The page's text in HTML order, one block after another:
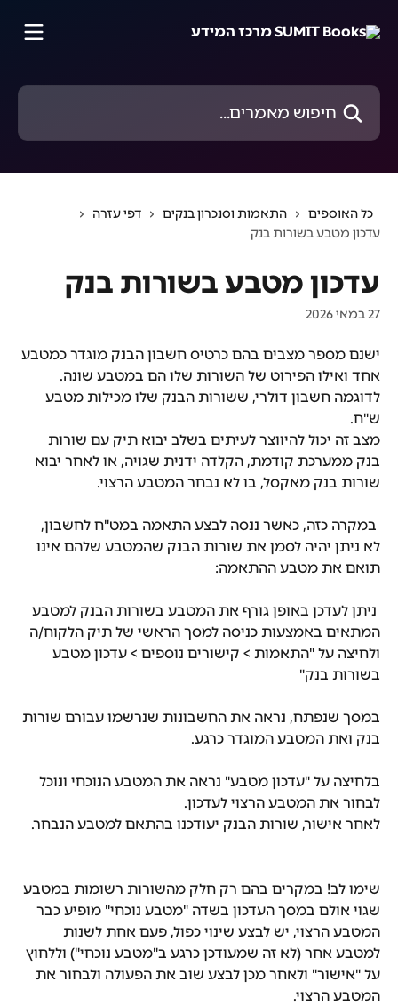
חיפוש מאמרים...
כל האוספים התאמות וסנכרון בנקים
דפי עזרה
עדכון מטבע בשורות בנק
עדכון מטבע בשורות בנק
27 במאי 2026
ישנם מספר מצבים בהם כרטיס חשבון הבנק מוגדר כמטבע
אחד ואילו הפירוט של השורות שלו הם במטבע שונה.
לדוגמה חשבון דולרי, ששורות הבנק שלו מכילות מטבע
ש"ח.
מצב זה יכול להיווצר לעיתים בשלב יבוא תיק עם שורות
בנק ממערכת קודמת, הקלדה ידנית שגויה, או לאחר יבוא
שורות בנק מאקסל, בו לא נבחר המטבע הרצוי.
במקרה כזה, כאשר ננסה לבצע התאמה במט"ח לחשבון,
לא ניתן יהיה לסמן את שורות הבנק שהמטבע שלהם אינו
תואם את מטבע ההתאמה:
ניתן לעדכן באופן גורף את המטבע בשורות הבנק למטבע
המתאים באמצעות כניסה למסך הראשי של תיק הלקוח/ה
ולחיצה על "התאמות > קישורים נוספים > עדכון מטבע
בשורות בנק"
במסך שנפתח, נראה את החשבונות שנרשמו עבורם שורות
בנק ואת המטבע המוגדר כרגע.
בלחיצה על "עדכון מטבע" נראה את המטבע הנוכחי ונוכל
לבחור את המטבע הרצוי לעדכון.
לאחר אישור, שורות הבנק יעודכנו בהתאם למטבע הנבחר.
שימו לב! במקרים בהם רק חלק מהשורות רשומות במטבע
שגוי אולם במסך העדכון בשדה "מטבע נוכחי" מופיע כבר
המטבע הרצוי, יש לבצע שינוי כפול, פעם אחת לשנות
למטבע אחר (לא זה שמעודכן כרגע ב"מטבע נוכחי") וללחוץ
על "אישור" ולאחר מכן לבצע שוב את הפעולה ולבחור את
המטבע הרצוי.